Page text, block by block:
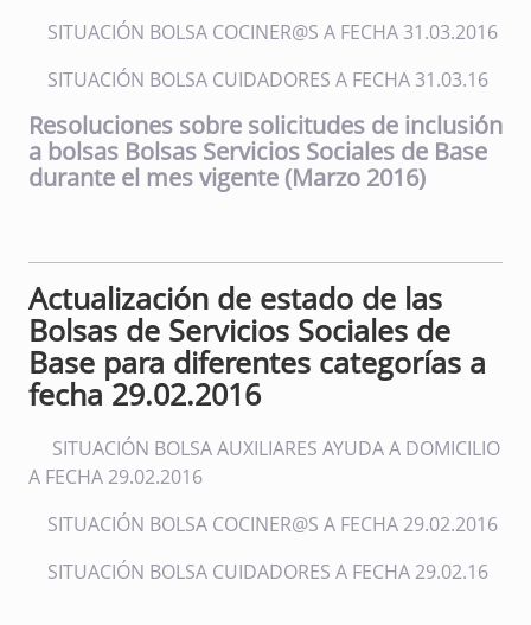
SITUACIÓN BOLSA COCINER@S A FECHA 31.03.2016
SITUACIÓN BOLSA CUIDADORES A FECHA 31.03.16
Resoluciones sobre solicitudes de inclusión
a bolsas Bolsas Servicios Sociales de Base
durante el mes vigente (Marzo 2016)
Actualización de estado de las
Bolsas de Servicios Sociales de
Base para diferentes categorías a
fecha 29.02.2016
SITUACIÓN BOLSA AUXILIARES AYUDA A DOMICILIO
A FECHA 29.02.2016
SITUACIÓN BOLSA COCINER@S A FECHA 29.02.2016
SITUACIÓN BOLSA CUIDADORES A FECHA 29.02.16